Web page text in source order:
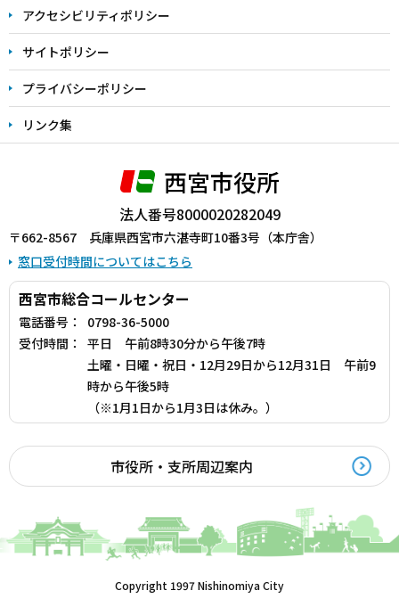
アクセシビリティポリシー
サイトポリシー
プライバシーポリシー
リンク集
西宮市役所
法人番号8000020282049
〒662-8567 兵庫県西宮市六湛寺町10番3号（本庁舎）
窓口受付時間についてはこちら
西宮市総合コールセンター
電話番号：
0798-36-5000
受付時間：
平日 午前8時30分から午後7時
土曜・日曜・祝日・12月29日から12月31日 午前9
時から午後5時
（※1月1日から1月3日は休み。）
市役所・支所周辺案内
Copyright 1997 Nishinomiya City